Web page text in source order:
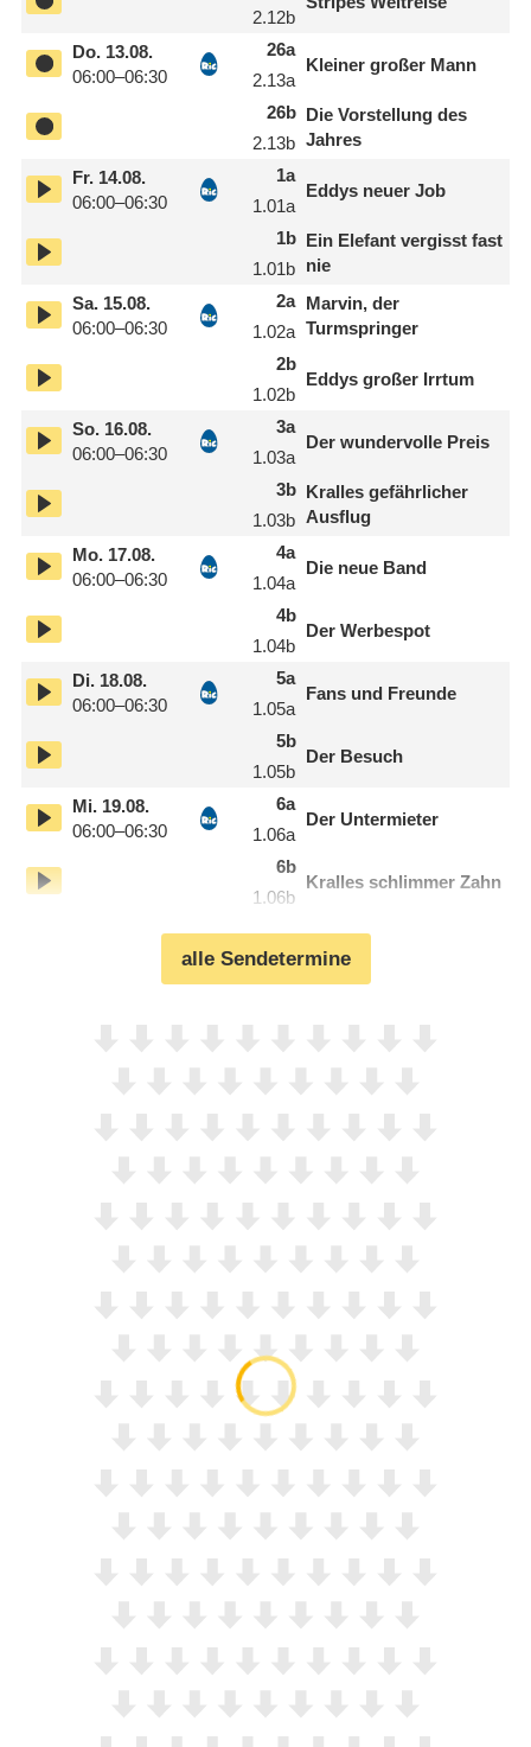
2.12b
Do.13.08.
06:00–06:30
26
2.13
a
a
Kleiner großer Mann
26
2.13
b
b
Die Vorstellung des
Jahres
Fr.14.08.
06:00–06:30
1
1.01
a
a
Eddys neuer Job
1
1.01
b
b
Ein Elefant vergisst fast
nie
Sa.15.08.
06:00–06:30
2
1.02
a
a
Marvin, der
Turmspringer
2
1.02
b
b
Eddys großer Irrtum
So.16.08.
06:00–06:30
3
1.03
a
a
Der wundervolle Preis
3
1.03
b
b
Kralles gefährlicher
Ausflug
Mo.17.08.
06:00–06:30
4
1.04
a
a
Die neue Band
4
1.04
b
b
Der Werbespot
Di.18.08.
06:00–06:30
5
1.05
a
a
Fans und Freunde
5
1.05
b
b
Der Besuch
Mi.19.08.
06:00–06:30
6
1.06
a
a
Der Untermieter
6
1.06
b
b
Kralles schlimmer Zahn
alle Sendetermine